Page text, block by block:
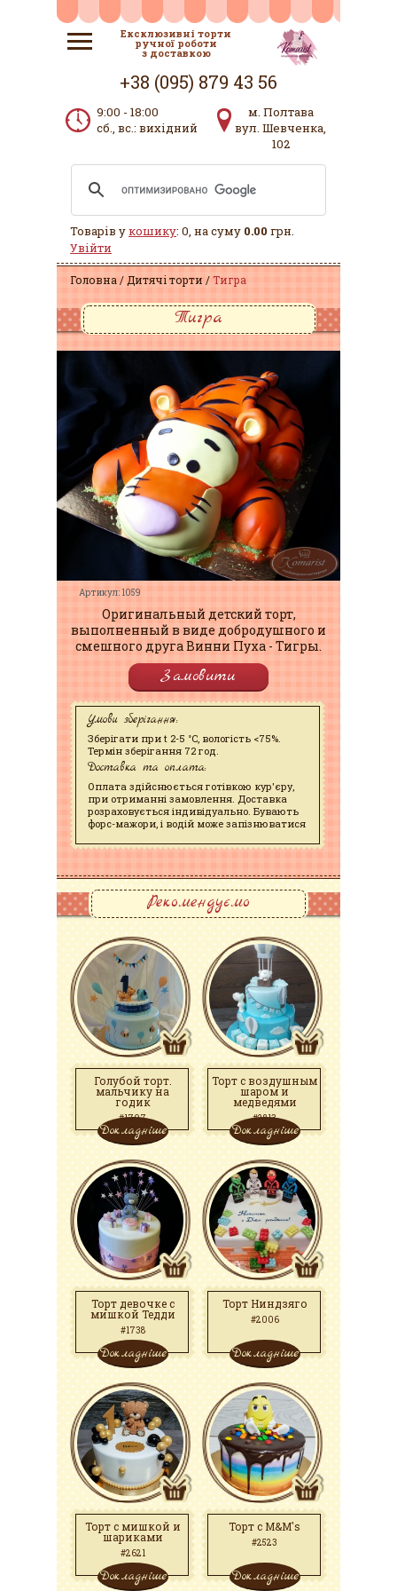
Ексклюзивні торти
ручної роботи
з доставкою
+38 (095) 879 43 56
9:00 - 18:00
сб., вс.: вихідний
м. Полтава
вул. Шевченка,
102
Товарів укошику: 0, на суму 0.00 грн.
Увійти
Головна Дитячі торти Тигра
Тигра
Артикул: 1059
Оригинальный детский торт,
выполненный в виде добродушного и
смешного друга Винни Пуха - Тигры.
Замовити
Умови зберігання:
Зберігати при t 2-5 °C, вологість <75%.
Термін зберігання 72 год.
Доставка та оплата:
Оплата здійснюється готівкою кур'єру,
при отриманні замовлення. Доставка
розраховується індивідуально. Бувають
форс-мажори, і водій може запізнюватися
Рекомендуємо
Голубой торт.
мальчику на
годик
#1707
Докладніше
Торт с воздушным
шаром и
медведями
#2813
Докладніше
Торт девочке с
мишкой Тедди
#1738
Докладніше
Торт Ниндзяго
#2006
Докладніше
Торт с мишкой и
шариками
#2621
Докладніше
Торт с M&M's
#2523
Докладніше